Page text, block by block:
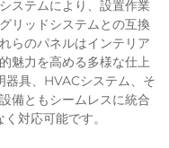
ステムにより、設置作業
リッドシステムとの互換
らのパネルはインテリア
魅力を高める多様な仕上
器具、HVACシステム、そ
備ともシームレスに統合
対応可能です。